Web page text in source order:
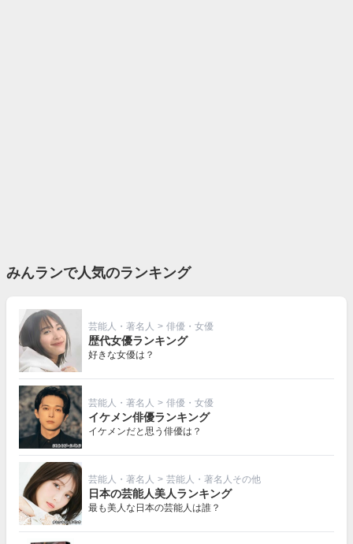
みんランで人気のランキング
芸能人・著名人 > 俳優・女優
歴代女優ランキング
好きな女優は？
芸能人・著名人 > 俳優・女優
イケメン俳優ランキング
イケメンだと思う俳優は？
芸能人・著名人 > 芸能人・著名人その他
日本の芸能人美人ランキング
最も美人な日本の芸能人は誰？